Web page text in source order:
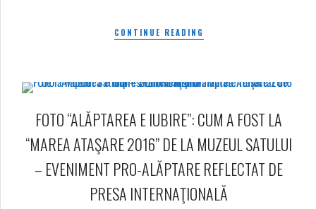
CONTINUE READING
FOTO “ALĂPTAREA E IUBIRE”: CUM A FOST LA
“MAREA ATAŞARE 2016” DE LA MUZEUL SATULUI
– EVENIMENT PRO-ALĂPTARE REFLECTAT DE
PRESA INTERNAŢIONALĂ